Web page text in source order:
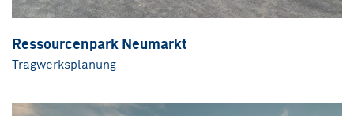
Ressourcenpark Neumarkt
Tragwerksplanung